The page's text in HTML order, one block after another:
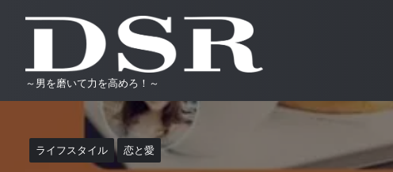
～男を磨いて力を高めろ！～
ライフスタイル 恋と愛